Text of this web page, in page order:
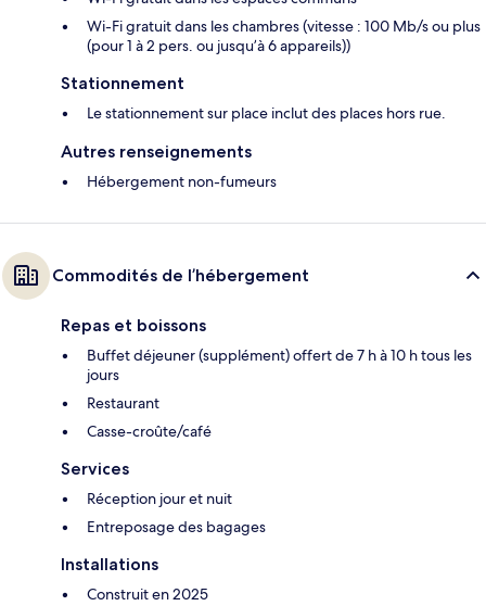
Wi-Fi gratuit dans les chambres (vitesse : 100 Mb/s ou plus
(pour 1 à 2 pers. ou jusqu’à 6 appareils))
Stationnement
Le stationnement sur place inclut des places hors rue.
Autres renseignements
Hébergement non-fumeurs
Commodités de l’hébergement
Repas et boissons
Buffet déjeuner (supplément) offert de 7 h à 10 h tous les
jours
Restaurant
Casse-croûte/café
Services
Réception jour et nuit
Entreposage des bagages
Installations
Construit en 2025